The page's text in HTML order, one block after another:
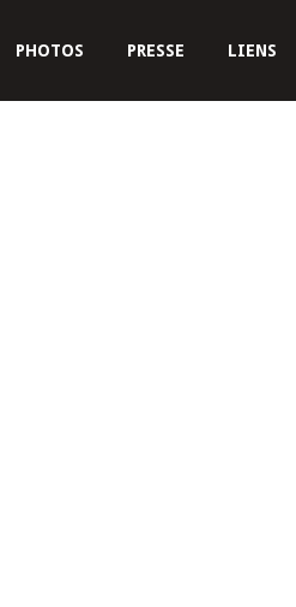
PHOTOS PRESSE LIENS